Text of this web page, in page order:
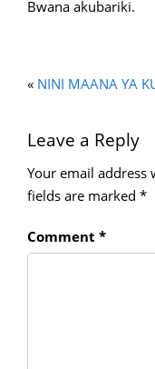
Bwana akubariki.
« NINI MAANA YA
Leave a Reply
Your email address
fields are marked *
Comment *